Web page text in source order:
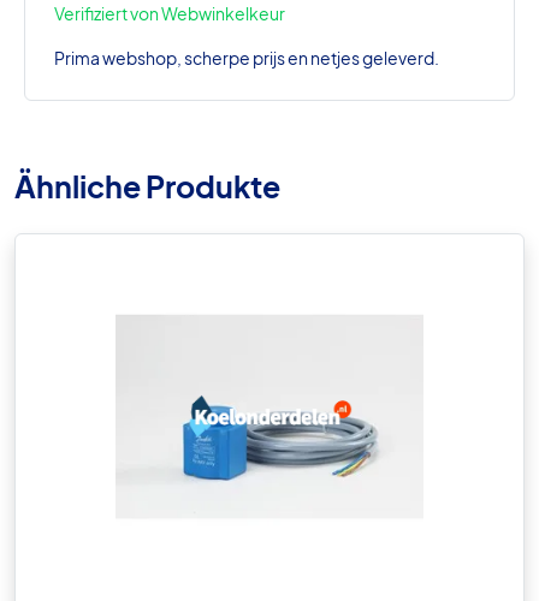
Verifiziert von Webwinkelkeur
Prima webshop, scherpe prijs en netjes geleverd.
Ähnliche Produkte